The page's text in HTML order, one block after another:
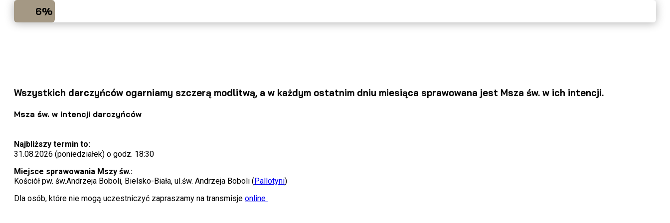
6%
Wszystkich darczyńców ogarniamy szczerą modlitwą, a w każdym ostatnim dniu miesiąca sprawowana jest Msza św. w ich intencji.
Msza św. w intencji darczyńców
Najbliższy termin to:
31.08.2026 (poniedziałek) o godz. 18:30
Miejsce sprawowania Mszy św.:
Kościół pw. św.Andrzeja Boboli, Bielsko-Biała, ul.św. Andrzeja Boboli (Pallotyni)
Dla osób, które nie mogą uczestniczyć zapraszamy na transmisje online